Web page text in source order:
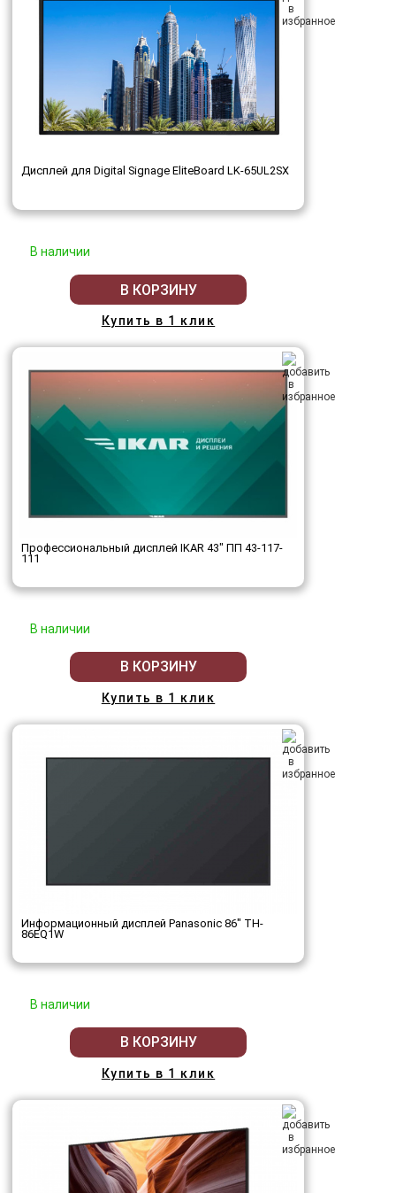
Дисплей для Digital Signage EliteBoard LK-65UL2SX
В наличии
В КОРЗИНУ
Купить в 1 клик
Профессиональный дисплей IKAR 43" ПП 43-117-
111
В наличии
В КОРЗИНУ
Купить в 1 клик
Информационный дисплей Panasonic 86" TH-
86EQ1W
В наличии
В КОРЗИНУ
Купить в 1 клик